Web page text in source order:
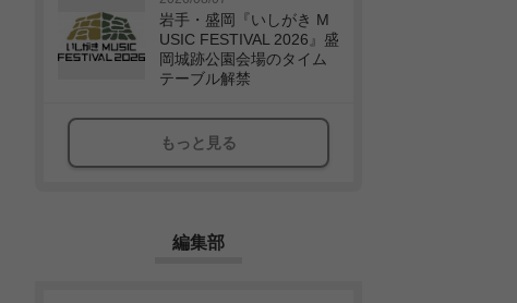
岩手・盛岡『いしがき M
USIC FESTIVAL 2026』盛
岡城跡公園会場のタイム
テーブル解禁
もっと見る
編集部